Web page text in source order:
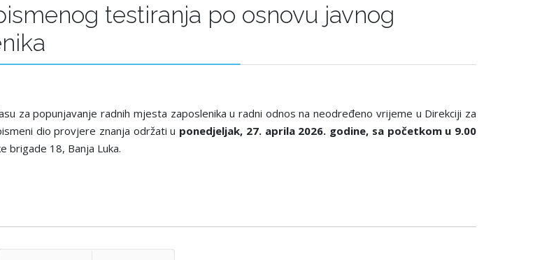
testiranja po osnovu javnog
za popunjavanje radnih mjesta zaposlenika u radni odnos na neodređeno vrijeme u Direkciji za
dio provjere znanja održati u ponedjelјak, 27. aprila 2026. godine, sa početkom u 9.00
brigade 18, Banja Luka.